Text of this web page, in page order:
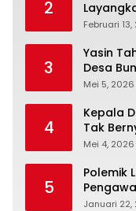
2
Oknum
Februari
3
Yasin
Desa
Mei 5, 2026
4
Kepala
Tak
Bunuh
Mei 4, 2026
5
Polemik
Januari 22,